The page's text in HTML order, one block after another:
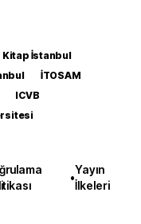
Kitap İstanbul
İTOSAM
ICVB
•
Yayın
İlkeleri